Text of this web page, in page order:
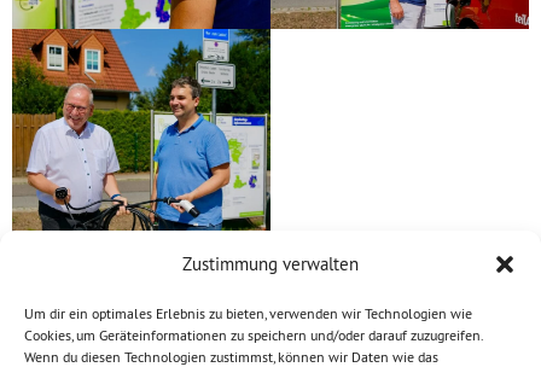
Zustimmung verwalten
Um dir ein optimales Erlebnis zu bieten, verwenden wir Technologien wie
Cookies, um Geräteinformationen zu speichern und/oder darauf zuzugreifen.
Wenn du diesen Technologien zustimmst, können wir Daten wie das